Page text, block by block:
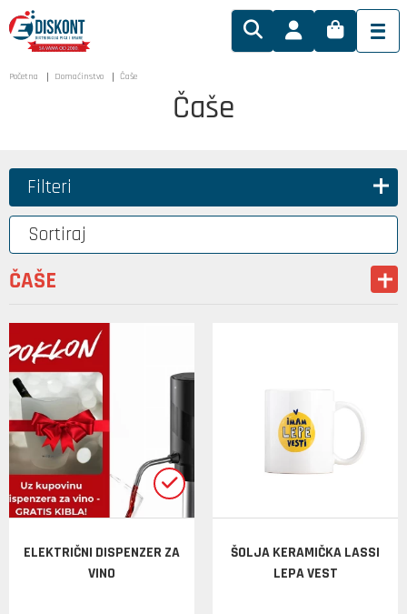
Početna Domaćinstvo Čaše
Čaše
Filteri
Sortiraj
ČAŠE
ELEKTRIČNI DISPENZER ZA
VINO
ŠOLJA KERAMIČKA LASSI
LEPA VEST